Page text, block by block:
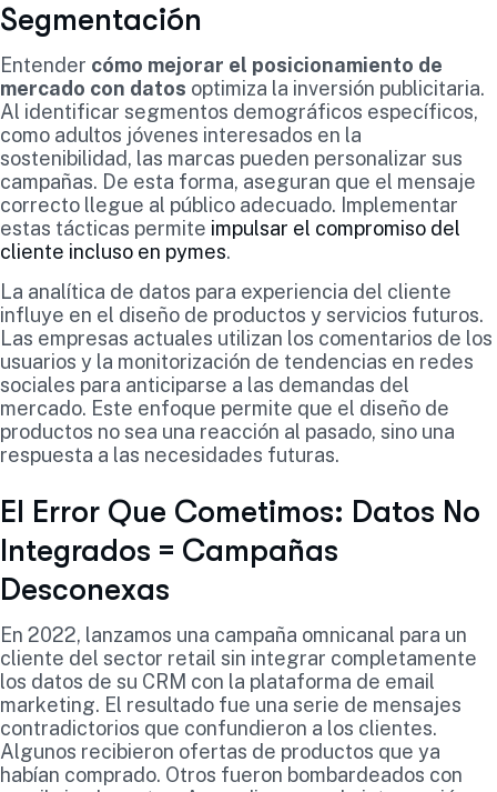
Segmentación
Entender cómo mejorar el posicionamiento de
mercado con datos optimiza la inversión publicitaria.
Al identificar segmentos demográficos específicos,
como adultos jóvenes interesados en la
sostenibilidad, las marcas pueden personalizar sus
campañas. De esta forma, aseguran que el mensaje
correcto llegue al público adecuado. Implementar
estas tácticas permite impulsar el compromiso del
cliente incluso en pymes.
La analítica de datos para experiencia del cliente
influye en el diseño de productos y servicios futuros.
Las empresas actuales utilizan los comentarios de los
usuarios y la monitorización de tendencias en redes
sociales para anticiparse a las demandas del
mercado. Este enfoque permite que el diseño de
productos no sea una reacción al pasado, sino una
respuesta a las necesidades futuras.
El Error Que Cometimos: Datos No
Integrados = Campañas
Desconexas
En 2022, lanzamos una campaña omnicanal para un
cliente del sector retail sin integrar completamente
los datos de su CRM con la plataforma de email
marketing. El resultado fue una serie de mensajes
contradictorios que confundieron a los clientes.
Algunos recibieron ofertas de productos que ya
habían comprado. Otros fueron bombardeados con